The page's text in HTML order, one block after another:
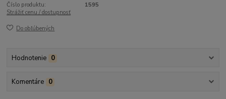
Číslo produktu:
1595
Strážiť cenu / dostupnosť
Do obľúbených
Hodnotenie 0
Komentáre 0